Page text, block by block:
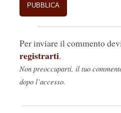
Per inviare il commento
registrarti.
Non preoccuparti, il tuo
dopo l’accesso.